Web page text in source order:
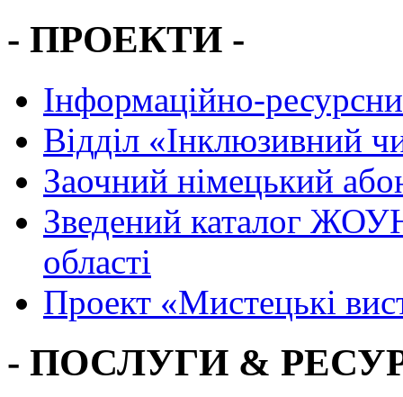
- ПРОЕКТИ -
Інформаційно-
Вiддiл «Інклюзивний
Заочний німецький
Зведений каталог
області
Проект «Мистецькі
- ПОСЛУГИ &